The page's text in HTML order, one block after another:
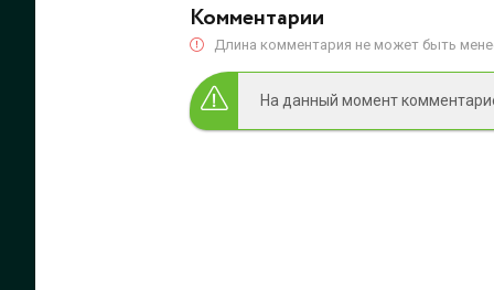
Комментарии
Длина комментария не может быть
На данный момент